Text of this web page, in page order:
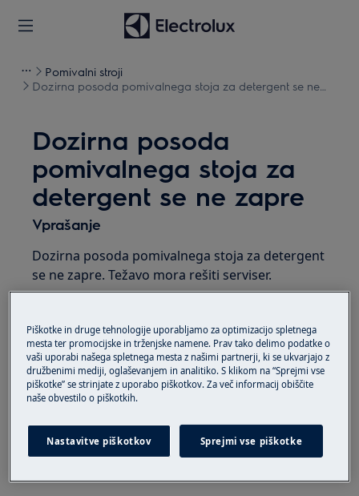
Pomivalni stroji
Dozirna posoda pomivalnega stoja za detergent se ne
Dozirna posoda
pomivalnega stoja za
detergent se ne zapre
Vprašanje
Dozirna posoda pomivalnega stoja za detergent
se ne zapre. Težavo mora rešiti serviser.
integriran pomivalni stroj
prostostoječi pomivalni stroj
1. Obrnite se na pooblaščeni servisni center
Piškotke in druge tehnologije uporabljamo za optimizacijo spletnega
mesta ter promocijske in trženjske namene. Prav tako delimo podatke o
vaši uporabi našega spletnega mesta z našimi partnerji, ki se ukvarjajo z
družbenimi mediji, oglaševanjem in analitiko. S klikom na “Sprejmi vse
piškotke” se strinjate z uporabo piškotkov. Za več informacij obiščite
naše obvestilo o piškotkih.
Nastavitve piškotkov Sprejmi vse piškotke